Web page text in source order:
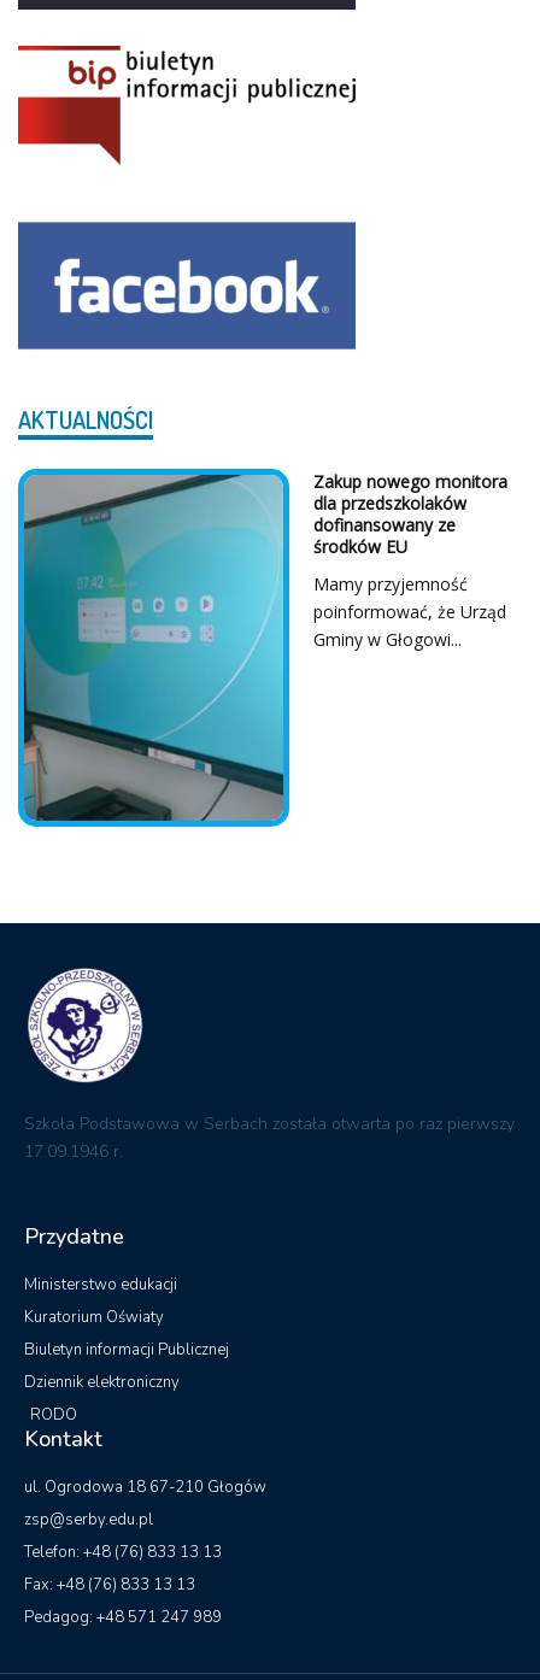
AKTUALNOŚCI
Zakup nowego monitora
dla przedszkolaków
dofinansowany ze
środków EU
Mamy przyjemność
poinformować, że Urząd
Gminy w Głogowi...
Szkoła Podstawowa w Serbach została otwarta po raz pierwszy
17.09.1946 r.
Przydatne
Ministerstwo edukacji
Kuratorium Oświaty
Biuletyn informacji Publicznej
Dziennik elektroniczny
RODO
Kontakt
ul. Ogrodowa 18 67-210 Głogów
zsp@serby.edu.pl
Telefon: +48 (76) 833 13 13
Fax: +48 (76) 833 13 13
Pedagog: +48 571 247 989